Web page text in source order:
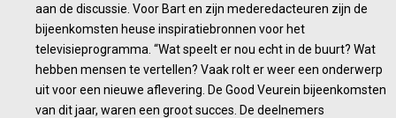
aan de discussie. Voor Bart en zijn mederedacteuren zijn de
bijeenkomsten heuse inspiratiebronnen voor het
televisieprogramma. “Wat speelt er nou echt in de buurt? Wat
hebben mensen te vertellen? Vaak rolt er weer een onderwerp
uit voor een nieuwe aflevering. De Good Veurein bijeenkomsten
van dit jaar, waren een groot succes. De deelnemers